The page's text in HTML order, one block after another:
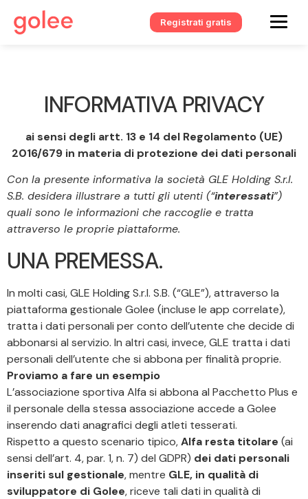
Registrati gratis
INFORMATIVA PRIVACY
ai sensi degli artt. 13 e 14 del Regolamento (UE)
2016/679 in materia di protezione dei dati personali
Con la presente informativa la società GLE Holding S.r.l.
S.B. desidera illustrare a tutti gli utenti (“interessati”)
quali sono le informazioni che raccoglie e tratta
attraverso le proprie piattaforme.
UNA PREMESSA.
In molti casi, GLE Holding S.r.l. S.B. (“GLE”), attraverso la
piattaforma gestionale Golee (incluse le app correlate),
tratta i dati personali per conto dell’utente che decide di
abbonarsi al servizio. In altri casi, invece, GLE tratta i dati
personali dell’utente che si abbona per finalità proprie.
Proviamo a fare un esempio
L’associazione sportiva Alfa si abbona al Pacchetto Plus e
il personale della stessa associazione accede a Golee
inserendo dati anagrafici degli atleti tesserati.
Rispetto a questo scenario tipico,Alfa resta titolare (ai
sensi dell’art. 4, par. 1, n. 7) del GDPR) dei dati personali
inseriti sul gestionale, mentre GLE, in qualità di
sviluppatore di Golee, riceve tali dati in qualità di